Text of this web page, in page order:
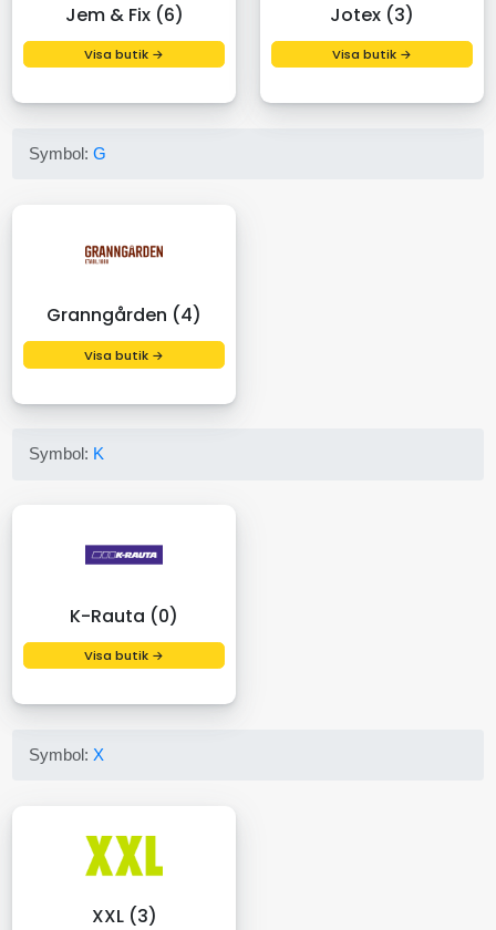
Jem & Fix (6)
Visa butik →
Jotex (3)
Visa butik →
Symbol:G
Granngården (4)
Visa butik →
Symbol: K
K-Rauta (0)
Visa butik →
Symbol: X
XXL (3)